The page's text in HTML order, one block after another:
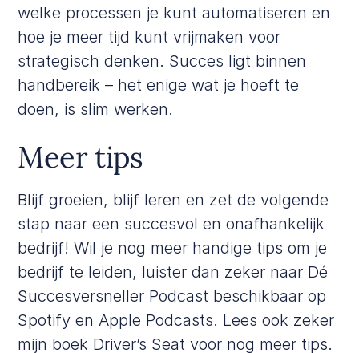
welke processen je kunt automatiseren en
hoe je meer tijd kunt vrijmaken voor
strategisch denken. Succes ligt binnen
handbereik – het enige wat je hoeft te
doen, is slim werken.
Meer tips
Blijf groeien, blijf leren en zet de volgende
stap naar een succesvol en onafhankelijk
bedrijf! Wil je nog meer handige tips om je
bedrijf te leiden, luister dan zeker naar Dé
Succesversneller Podcast beschikbaar op
Spotify en Apple Podcasts. Lees ook zeker
mijn boek Driver’s Seat voor nog meer tips.